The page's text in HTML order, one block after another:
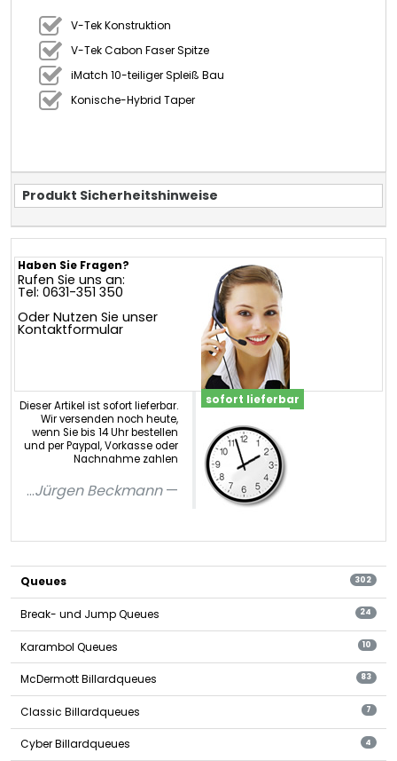
V-Tek Konstruktion
V-Tek Cabon Faser Spitze
iMatch 10-teiliger Spleiß Bau
Konische-Hybrid Taper
Produkt Sicherheitshinweise
Haben Sie Fragen?
Rufen Sie uns an:
Tel: 0631-351 350
Oder Nutzen Sie unser
Kontaktformular
Dieser Artikel ist sofort lieferbar.
Wir versenden noch heute,
wenn Sie bis 14 Uhr bestellen
und per Paypal, Vorkasse oder
Nachnahme zahlen
...Jürgen Beckmann
sofort lieferbar
Queues 302
Break- und Jump Queues 24
Karambol Queues 10
McDermott Billardqueues 83
Classic Billardqueues 7
Cyber Billardqueues 4